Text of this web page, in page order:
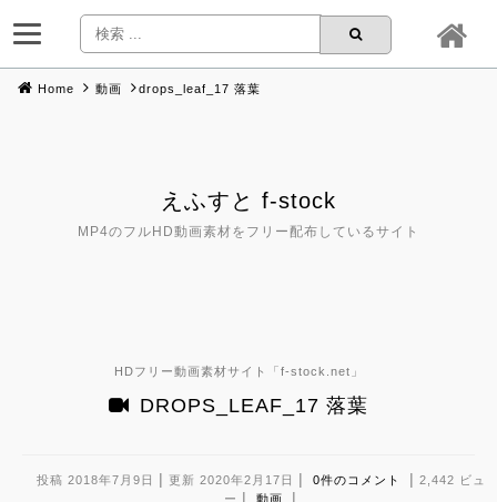
Home 動画 drops_leaf_17 落葉
えふすと f-stock
MP4のフルHD動画素材をフリー配布しているサイト
HDフリー動画素材サイト「f-stock.net 」
DROPS_LEAF_17 落葉
投稿 2018年7月9日 | 更新 2020年2月17日 | 0件のコメント | 2,442 ビュ
ー | 動画 |